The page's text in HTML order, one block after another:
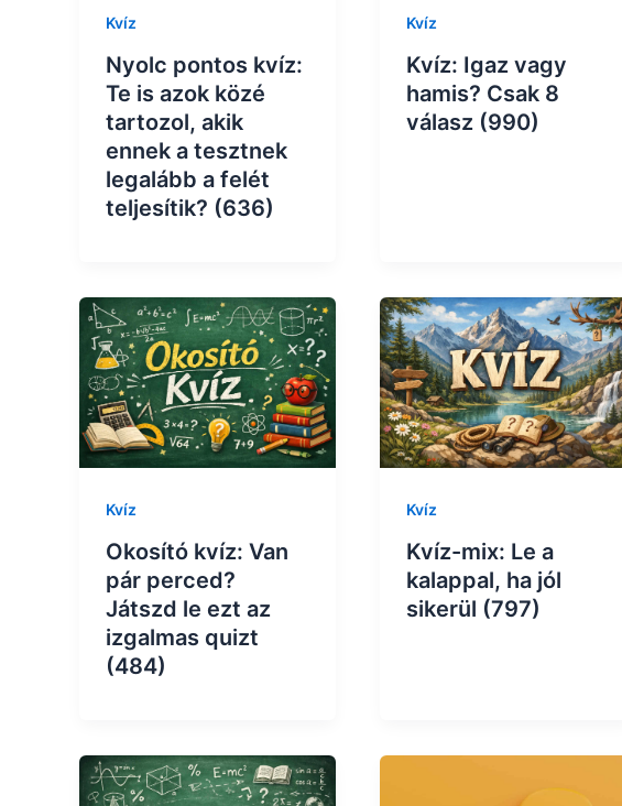
Kvíz
Nyolc pontos kvíz:
Te is azok közé
tartozol, akik
ennek a tesztnek
legalább a felét
teljesítik? (636)
Kvíz
Kvíz: Igaz vagy
hamis? Csak 8
válasz (990)
Kvíz
Okosító kvíz: Van
pár perced?
Játszd le ezt az
izgalmas quizt
(484)
Kvíz
Kvíz-mix: Le a
kalappal, ha jól
sikerül (797)